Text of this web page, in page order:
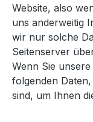
Website, also
uns anderweitig
wir nur solche
Seitenserver
Wenn Sie
folgenden
sind, um Ihnen